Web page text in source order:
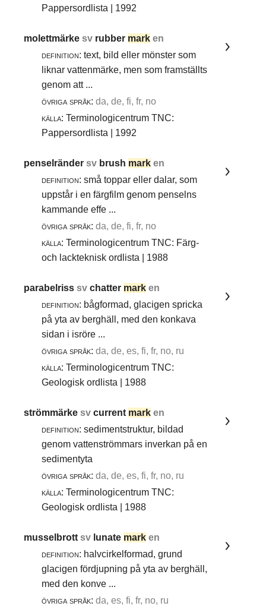
Pappersordlista | 1992
molettmärkesv rubber mark en
definition: text, bild eller mönster som
liknar vattenmärke, men som framställts
genom att ...
övriga språk: da, de, fi, fr, no
källa: Terminologicentrum TNC:
Pappersordlista | 1992
penselrändersv brush mark en
definition: små toppar eller dalar, som
uppstår i en färgfilm genom penselns
kammande effe ...
övriga språk: da, de, fi, fr, no
källa: Terminologicentrum TNC: Färg-
och lackteknisk ordlista | 1988
parabelrisssvchatter mark en
definition: bågformad, glacigen spricka
på yta av berghäll, med den konkava
sidan i isröre ...
övriga språk: da, de, es, fi, fr, no, ru
källa: Terminologicentrum TNC:
Geologisk ordlista | 1988
strömmärkesvcurrent mark en
definition: sedimentstruktur, bildad
genom vattenströmmars inverkan på en
sedimentyta
övriga språk: da, de, es, fi, fr, no, ru
källa: Terminologicentrum TNC:
Geologisk ordlista | 1988
musselbrottsv lunate mark en
definition: halvcirkelformad, grund
glacigen fördjupning på yta av berghäll,
med den konve ...
övriga språk: da, es, fi, fr, no, ru